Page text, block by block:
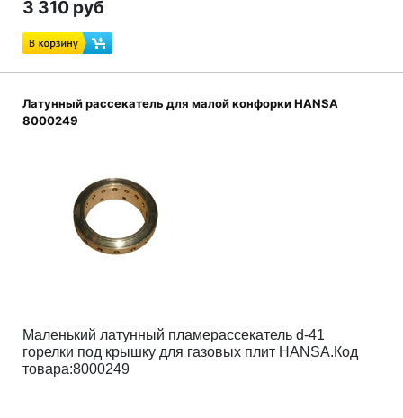
3 310 руб
Латунный рассекатель для малой конфорки HANSA
8000249
Маленький латунный пламерассекатель d-41
горелки под крышку для газовых плит HANSA.Код
товара:8000249